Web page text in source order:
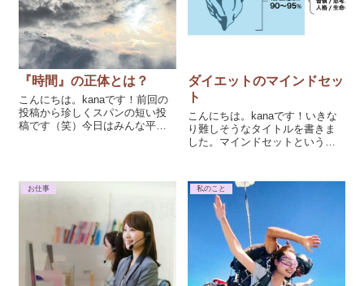
『時間』の正体とは？
こんにちは。kanaです！前回の
投稿から珍しくスパンの短い投
稿です（笑）今日はみんな平等
行きますか・・？業種は違うけ
ダイエットのマインドセッ
ト
こんにちは。kanaです！いきな
り難しそうなタイトルを書きま
した。マインドセットという言
いるかもしれません。マインド
セットとは心理学でよく使われ
る言葉の一つで人それぞれが持
つ無意識の思...
お仕事 私のこと